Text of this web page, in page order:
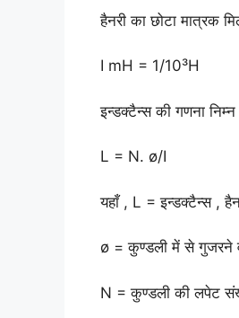
हैनरी का छोटा मात्रक
I mH = 1/10³H
इन्डक्टैन्स की गणना
L = N. ø/I
यहाँ , L = इन्डक्टैन्स ,
ø = कुण्डली में से गुजरने
N = कुण्डली की लपेट